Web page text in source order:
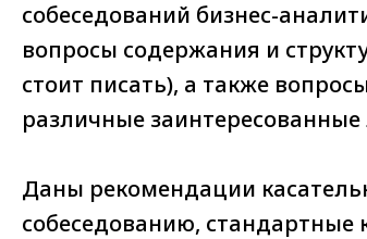
собеседований бизнес-
вопросы содержания и
стоит писать), а также
различные
Даны рекомендации
собеседованию, стандартные